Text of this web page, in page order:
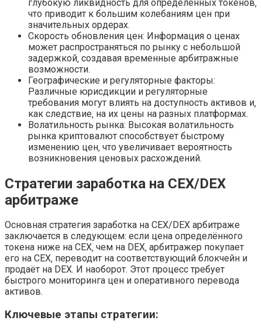
глубокую ликвидность для определённых токенов‚
что приводит к большим колебаниям цен при
значительных ордерах.
Скорость обновления цен: Информация о ценах
может распространяться по рынку с небольшой
задержкой‚ создавая временные арбитражные
возможности.
Географические и регуляторные факторы:
Различные юрисдикции и регуляторные
требования могут влиять на доступность активов и‚
как следствие‚ на их цены на разных платформах.
Волатильность рынка: Высокая волатильность
рынка криптовалют способствует быстрому
изменению цен‚ что увеличивает вероятность
возникновения ценовых расхождений.
Стратегии заработка на CEX/DEX
арбитраже
Основная стратегия заработка на CEX/DEX арбитраже
заключается в следующем: если цена определённого
токена ниже на CEX‚ чем на DEX‚ арбитражер покупает
его на CEX‚ переводит на соответствующий блокчейн и
продаёт на DEX. И наоборот. Этот процесс требует
быстрого мониторинга цен и оперативного перевода
активов.
Ключевые этапы стратегии: